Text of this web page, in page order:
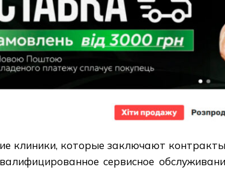
клиники, которые заключают
сервисное